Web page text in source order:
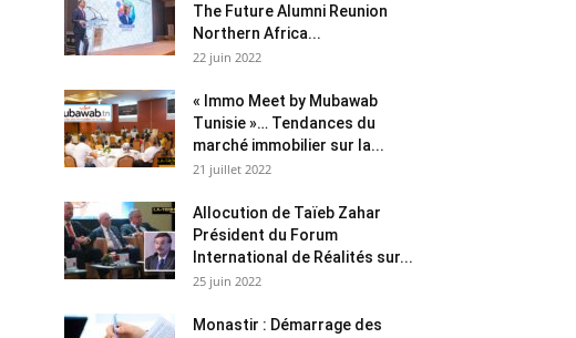
The Future Alumni Reunion
Northern Africa...
22 juin 2022
« Immo Meet by Mubawab
Tunisie »… Tendances du
marché immobilier sur la...
21 juillet 2022
Allocution de Taïeb Zahar
Président du Forum
International de Réalités sur...
25 juin 2022
Monastir : Démarrage des